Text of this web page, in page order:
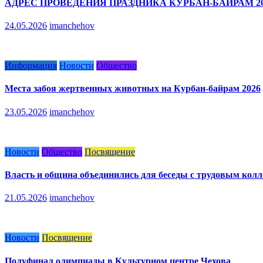
АДРЕС ПРОВЕДЕНИЯ ПРАЗДНИКА КУРБАН-БАЙРАМ
24.05.2026 imanchehov
Информация Новости Общество
Места забоя жертвенных животных на Курбан-байрам 2026
23.05.2026 imanchehov
Новости Общество Посвящение
Власть и община объединились для беседы с трудовым
21.05.2026 imanchehov
Новости Посвящение
Полуфинал олимпиады в Культурном центре Чехова